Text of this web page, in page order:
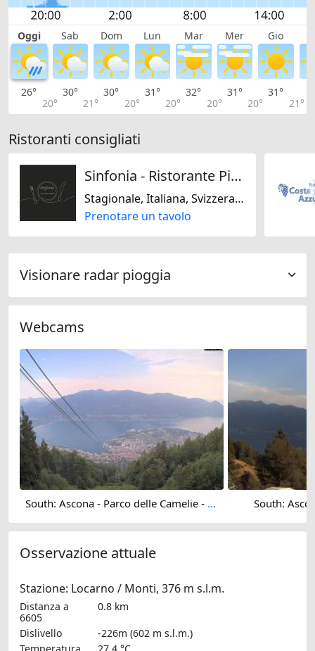
Oggi Sab Dom Lun Mar Mer Gio
26°
20°
30°
21°
30°
20°
31°
20°
32°
20°
31°
20°
31°
21°
Ristoranti consigliati
Sinfonia - Ristorante Pizzeria Bar
Stagionale, Italiana, Svizzera, Regionale, Senza glutine, Senza lattosio, Mediterranea
Prenotare un tavolo
Visionare radar pioggia
Webcams
South: Ascona - Parco delle Camelie - Lake Maggiore South:
Osservazione attuale
Stazione: Locarno / Monti, 376 m s.l.m.
Distanza a
6605
0.8 km
Dislivello
-226m (602 m s.l.m.)